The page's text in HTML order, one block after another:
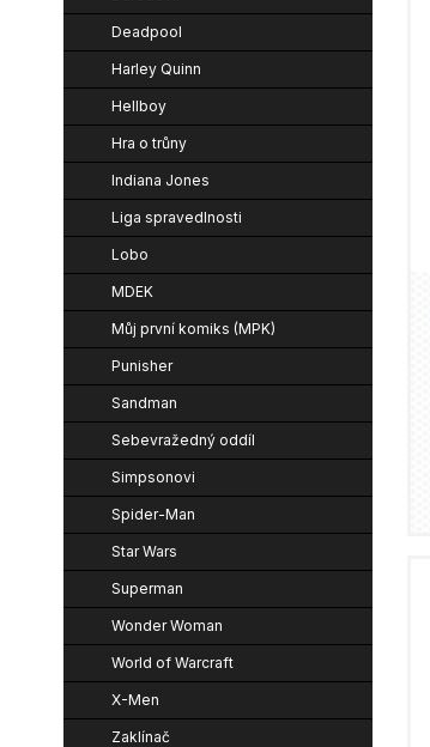
n
í
p
a
Deadpool
Harley Quinn
Hellboy
Hra o trůny
Indiana Jones
Liga spravedlnosti
Lobo
MDEK
Můj první komiks (MPK)
Punisher
Sandman
Sebevražedný oddíl
Simpsonovi
Spider-Man
Star Wars
Superman
Wonder Woman
World of Warcraft
X-Men
Zaklínač